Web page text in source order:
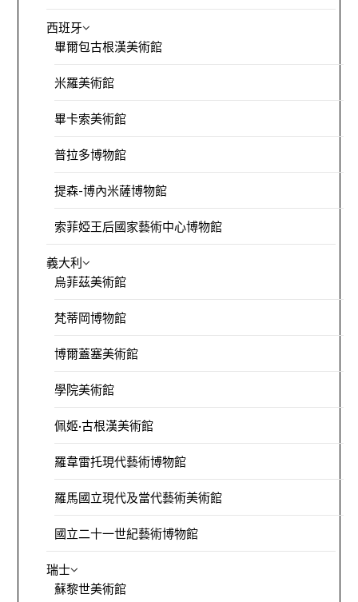
西班牙
畢爾包古根漢美術館
米羅美術館
畢卡索美術館
普拉多博物館
提森-博內米薩博物館
索菲婭王后國家藝術中心博物館
義大利
烏菲茲美術館
梵蒂岡博物館
博爾蓋塞美術館
學院美術館
佩姬·古根漢美術館
羅韋雷托現代藝術博物館
羅馬國立現代及當代藝術美術館
國立二十一世紀藝術博物館
瑞士
蘇黎世美術館